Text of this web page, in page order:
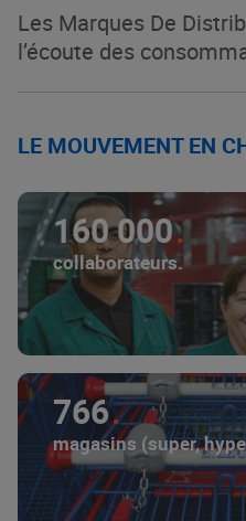
Les Marques De
l’écoute des
LE MOUVEMENT EN
160 000
collaborateurs.
766
magasins (super,